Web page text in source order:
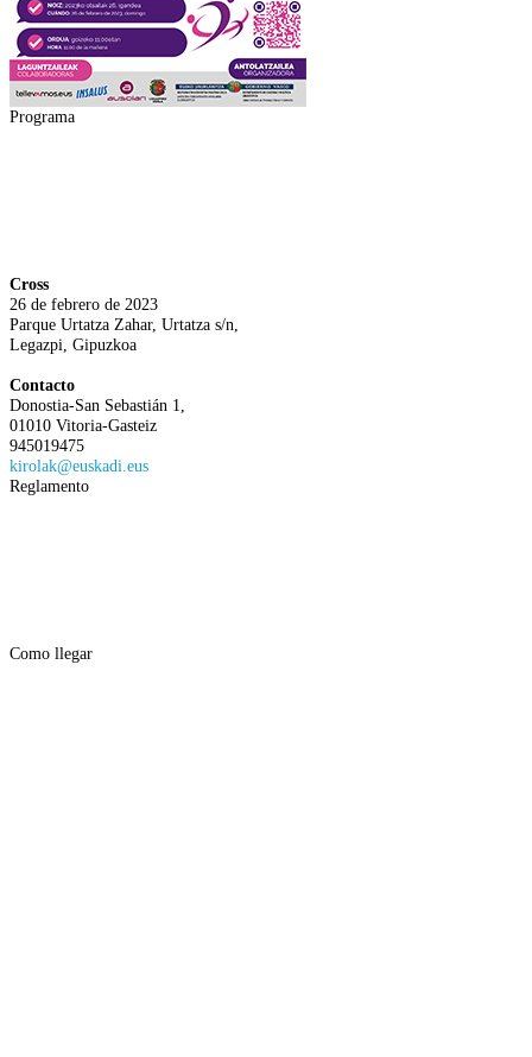
Programa
Cross
26 de febrero de 2023
Parque Urtatza Zahar, Urtatza s/n,
Legazpi, Gipuzkoa
Contacto
Donostia-San Sebastián 1,
01010 Vitoria-Gasteiz
945019475
kirolak@euskadi.eus
Reglamento
Como llegar